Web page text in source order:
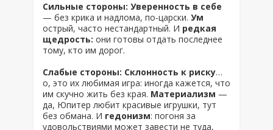
Сильные стороны: Уверенность в себе
— без крика и надлома, по-царски. Ум
острый, часто нестандартный. И редкая
щедрость: они готовы отдать последнее
тому, кто им дорог.
Слабые стороны: Склонность к риску…
о, это их любимая игра: иногда кажется, что
им скучно жить без края. Материализм —
да, Юпитер любит красивые игрушки, тут
без обмана. И гедонизм: погоня за
удовольствиями может завести не туда,